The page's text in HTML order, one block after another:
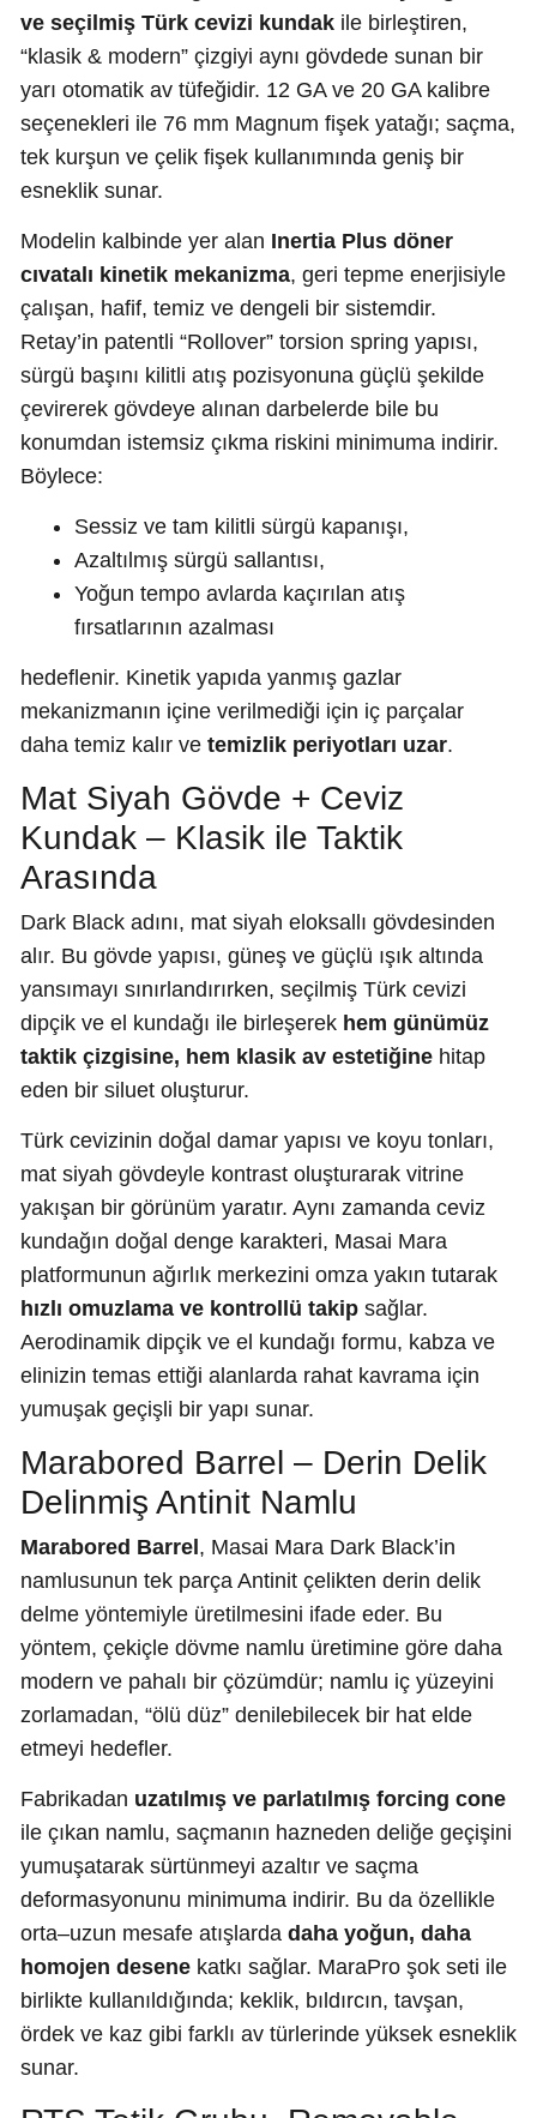
ve seçilmiş Türk cevizi kundakile birleştiren,
“klasik & modern” çizgiyi aynı gövdede sunan bir
yarı otomatik av tüfeğidir. 12 GA ve 20 GA kalibre
seçenekleri ile 76 mm Magnum fişek yatağı; saçma,
tek kurşun ve çelik fişek kullanımında geniş bir
esneklik sunar.
Modelin kalbinde yer alan Inertia Plus döner
cıvatalı kinetik mekanizma, geri tepme enerjisiyle
çalışan, hafif, temiz ve dengeli bir sistemdir.
Retay’in patentli “Rollover” torsion spring yapısı,
sürgü başını kilitli atış pozisyonuna güçlü şekilde
çevirerek gövdeye alınan darbelerde bile bu
konumdan istemsiz çıkma riskini minimuma indirir.
Böylece:
Sessiz ve tam kilitli sürgü kapanışı,
Azaltılmış sürgü sallantısı,
Yoğun tempo avlarda kaçırılan atış
fırsatlarının azalması
hedeflenir. Kinetik yapıda yanmış gazlar
mekanizmanın içine verilmediği için iç parçalar
daha temiz kalır ve temizlik periyotları uzar.
Mat Siyah Gövde + Ceviz
Kundak – Klasik ile Taktik
Arasında
Dark Black adını, mat siyah eloksallı gövdesinden
alır. Bu gövde yapısı, güneş ve güçlü ışık altında
yansımayı sınırlandırırken, seçilmiş Türk cevizi
dipçik ve el kundağı ile birleşerek hem günümüz
taktik çizgisine, hem klasik av estetiğinehitap
eden bir siluet oluşturur.
Türk cevizinin doğal damar yapısı ve koyu tonları,
mat siyah gövdeyle kontrast oluşturarak vitrine
yakışan bir görünüm yaratır. Aynı zamanda ceviz
kundağın doğal denge karakteri, Masai Mara
platformunun ağırlık merkezini omza yakın tutarak
hızlı omuzlama ve kontrollü takipsağlar.
Aerodinamik dipçik ve el kundağı formu, kabza ve
elinizin temas ettiği alanlarda rahat kavrama için
yumuşak geçişli bir yapı sunar.
Marabored Barrel – Derin Delik
Delinmiş Antinit Namlu
Marabored Barrel , Masai Mara Dark Black’in
namlusunun tek parça Antinit çelikten derin delik
delme yöntemiyle üretilmesini ifade eder. Bu
yöntem, çekiçle dövme namlu üretimine göre daha
modern ve pahalı bir çözümdür; namlu iç yüzeyini
zorlamadan, “ölü düz” denilebilecek bir hat elde
etmeyi hedefler.
Fabrikadan uzatılmış ve parlatılmış forcing cone
ile çıkan namlu, saçmanın hazneden deliğe geçişini
yumuşatarak sürtünmeyi azaltır ve saçma
deformasyonunu minimuma indirir. Bu da özellikle
orta–uzun mesafe atışlarda daha yoğun, daha
homojen desenekatkı sağlar. MaraPro şok seti ile
birlikte kullanıldığında; keklik, bıldırcın, tavşan,
ördek ve kaz gibi farklı av türlerinde yüksek esneklik
sunar.